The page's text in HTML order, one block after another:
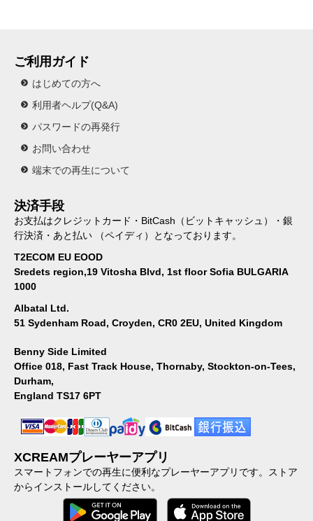
ご利用ガイド
はじめての方へ
利用者ヘルプ(Q&A)
パスワードの再発行
お問い合わせ
端末での再生について
決済手段
お支払はクレジットカード・BitCash（ビットキャッシュ）・銀
行決済・あと払い （ペイディ）となっております。
T2ECOM EU EOOD
Sredets region,19 Vitosha Blvd, 1st floor Sofia BULGARIA
1000
Albatal Ltd.
51 Sydenham Road, Croyden, CR0 2EU, United Kingdom
Benny Side Limited
Office 018, Fast Track House, Thornaby, Stockton-on-Tees,
Durham,
England TS17 6PT
XCREAMプレーヤーアプリ
スマートフォンでの再生に便利なプレーヤーアプリです。ストア
からインストールしてください。